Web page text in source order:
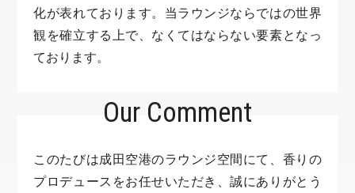
化が表れております。当ラウンジならではの世界
観を確立する上で、なくてはならない要素となっ
ております。
Our Comment
このたびは成田空港のラウンジ空間にて、香りの
プロデュースをお任せいただき、誠にありがとう